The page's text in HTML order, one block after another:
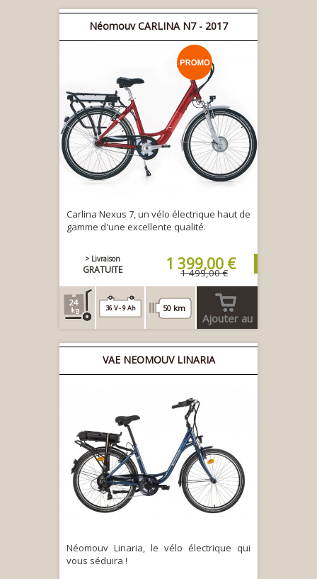
Néomouv CARLINA N7 - 2017
Carlina Nexus 7, un vélo électrique haut de
gamme d'une excellente qualité.
> Livraison
GRATUITE 1 399,00 €
1 499,00 €
24
36 V - 9 Ah 50 km
Ajouter au
panier
VAE NEOMOUV LINARIA
Néomouv Linaria, le vélo électrique qui
vous séduira !